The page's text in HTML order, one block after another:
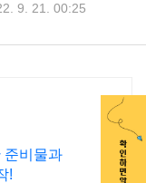
9. 21. 00:25
준비물과
!